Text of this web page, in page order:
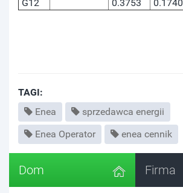
G12 0.3753 0.1740
TAGI:
Enea
sprzedawca energii
Enea Operator
enea cennik
Dom Firma